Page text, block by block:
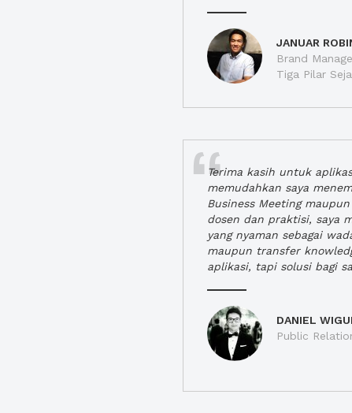
JANUAR
Brand
Tiga Pilar
Terima kasih untuk
memudahkan saya
Business Meeting
dosen dan praktisi, saya
yang nyaman sebagai
maupun transfer
aplikasi, tapi solusi bagi
DANIEL
Public